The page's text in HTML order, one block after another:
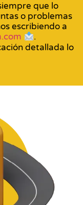
que lo
o problemas
escribiendo a
.
detallada lo